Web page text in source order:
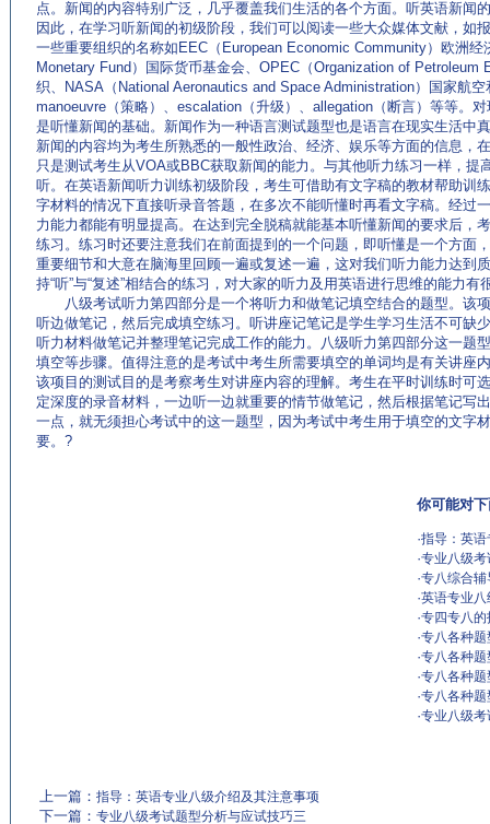
点。新闻的内容特别广泛，几乎覆盖我们生活的各个方面。听英语新闻
因此，在学习听新闻的初级阶段，我们可以阅读一些大众媒体文献，如
一些重要组织的名称如EEC（European Economic Community）欧洲
Monetary Fund）国际货币基金会、OPEC（Organization of Petroleum
织、NASA（National Aeronautics and Space Administration）国家航
manoeuvre（策略）、escalation（升级）、allegation（断言）等等。
是听懂新闻的基础。新闻作为一种语言测试题型也是语言在现实生活中
新闻的内容均为考生所熟悉的一般性政治、经济、娱乐等方面的信息，
只是测试考生从VOA或BBC获取新闻的能力。与其他听力练习一样，提
听。在英语新闻听力训练初级阶段，考生可借助有文字稿的教材帮助训
字材料的情况下直接听录音答题，在多次不能听懂时再看文字稿。经过
力能力都能有明显提高。在达到完全脱稿就能基本听懂新闻的要求后，
练习。练习时还要注意我们在前面提到的一个问题，即听懂是一个方面
重要细节和大意在脑海里回顾一遍或复述一遍，这对我们听力能力达到
持“听”与“复述”相结合的练习，对大家的听力及用英语进行思维的能力有
八级考试听力第四部分是一个将听力和做笔记填空结合的题型。该
听边做笔记，然后完成填空练习。听讲座记笔记是学生学习生活不可缺
听力材料做笔记并整理笔记完成工作的能力。八级听力第四部分这一题
填空等步骤。值得注意的是考试中考生所需要填空的单词均是有关讲座
该项目的测试目的是考察考生对讲座内容的理解。考生在平时训练时可
定深度的录音材料，一边听一边就重要的情节做笔记，然后根据笔记写
一点，就无须担心考试中的这一题型，因为考试中考生用于填空的文字
要。?
你可能对
·指导：英
·专业八级
·专八综合
·英语专业
·专四专八的
·专八各种
·专八各种
·专八各种
·专八各种
·专业八级
上一篇： 指导：英语专业八级介绍及其注意事项
下一篇： 专业八级考试题型分析与应试技巧三